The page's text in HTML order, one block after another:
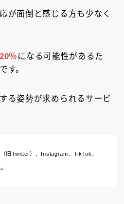
が面倒と感じる方も少なく
％ になる可能性があるた
す。
る姿勢が求められるサービ
旧Twitter）、Instagram、TikTok、